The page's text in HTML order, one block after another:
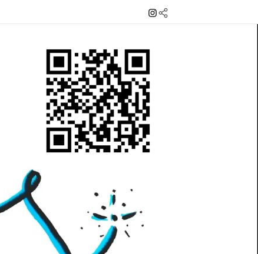
Instagram